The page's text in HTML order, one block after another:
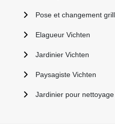
Pose et changement
Elagueur Vichten
Jardinier Vichten
Paysagiste Vichten
Jardinier pour